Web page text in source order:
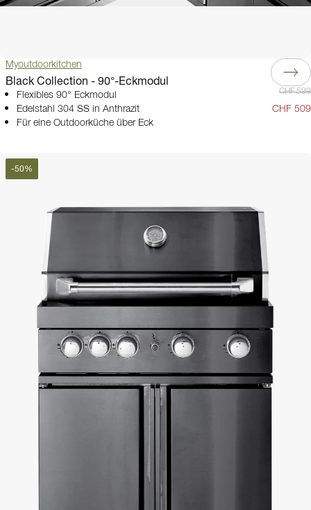
Myoutdoorkitchen
Black Collection - 90°-Eckmodul
Flexibles 90° Eckmodul
Edelstahl 304 SS in Anthrazit
Für eine Outdoorküche über Eck
CHF 599
CHF 509
-50%